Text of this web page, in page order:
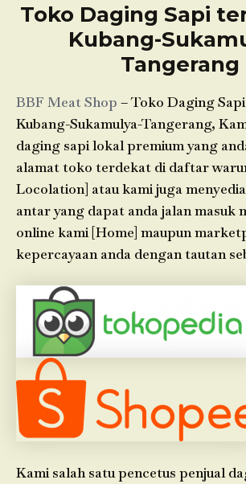
Toko Daging Sapi
Kubang-
Tangerang
BBF Meat Shop – Toko Daging
Kubang-Sukamulya-Tangerang,
daging sapi lokal premium yang
alamat toko terdekat di daftar
Locolation] atau kami juga
antar yang dapat anda jalan masuk
online kami [Home] maupun
kepercayaan anda dengan tautan
Kami salah satu pencetus penjual